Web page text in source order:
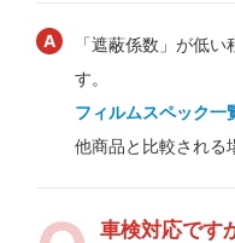
「遮蔽係数」が低
す。
フィルムスペック一
他商品と比較される
車検対応です